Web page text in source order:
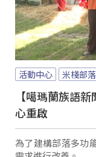
活動中心 米棧部落
【噶瑪蘭族語
心重啟
為了建構部落多功